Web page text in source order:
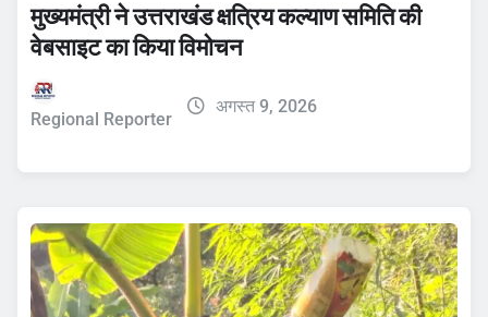
मुख्यमंत्री ने उत्तराखंड क्षत्रिय कल्याण समिति की
वेबसाइट का किया विमोचन
Regional Reporter
अगस्त 9, 2026